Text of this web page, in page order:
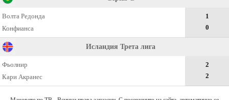
Волта Редонда
Конфианса
1
0
Исландия Трета лига
Фьолнир
Кари Акранес
2
2